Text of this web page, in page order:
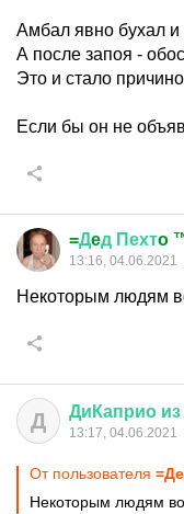
Амбал явно бухал и
А после запоя -
Это и стало
Если бы он не
=Дeд Пехтo
13:16, 04.06.2021
Некоторым людям
Д ДиКаприо из
13:17, 04.06.2021
От пользователя
Некоторым людям